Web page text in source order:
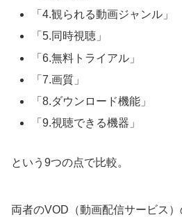
「4.観られる動画ジャンル」
「5.同時視聴」
「6.無料トライアル」
「7.画質」
「8.ダウンロード機能」
「9.視聴できる機器」
という9つの点で比較。
両者のVOD（動画配信サービス）